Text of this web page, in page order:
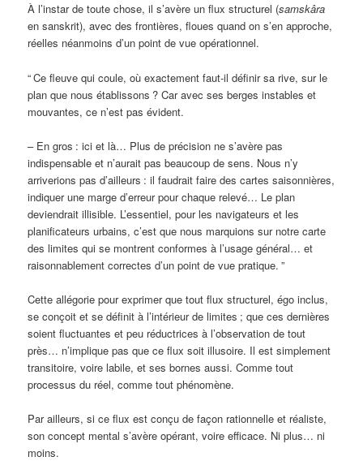
À l’instar de toute chose, il s’avère un flux structurel (samskâra
en sanskrit), avec des frontières, floues quand on s’en approche,
réelles néanmoins d’un point de vue opérationnel.
“Ce fleuve qui coule, où exactement faut-il définir sa rive, sur le
plan que nous établissons ? Car avec ses berges instables et
mouvantes, ce n’est pas évident.
– En gros : ici et là… Plus de précision ne s’avère pas
indispensable et n’aurait pas beaucoup de sens. Nous n’y
arriverions pas d’ailleurs : il faudrait faire des cartes saisonnières,
indiquer une marge d’erreur pour chaque relevé… Le plan
deviendrait illisible. L’essentiel, pour les navigateurs et les
planificateurs urbains, c’est que nous marquions sur notre carte
des limites qui se montrent conformes à l’usage général… et
raisonnablement correctes d’un point de vue pratique. ”
Cette allégorie pour exprimer que tout flux structurel, égo inclus,
se conçoit et se définit à l’intérieur de limites ; que ces dernières
soient fluctuantes et peu réductrices à l’observation de tout
près… n’implique pas que ce flux soit illusoire. Il est simplement
transitoire, voire labile, et ses bornes aussi. Comme tout
processus du réel, comme tout phénomène.
Par ailleurs, si ce flux est conçu de façon rationnelle et réaliste,
son concept mental s’avère opérant, voire efficace. Ni plus… ni
moins.